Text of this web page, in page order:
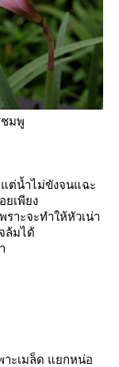
มพู
ต่น้ำไม่ขังจนแฉะ
ยเพียง
าะจะทำให้หัวเน่า
ล้มได้
าะเมล็ด แยกหน่อ